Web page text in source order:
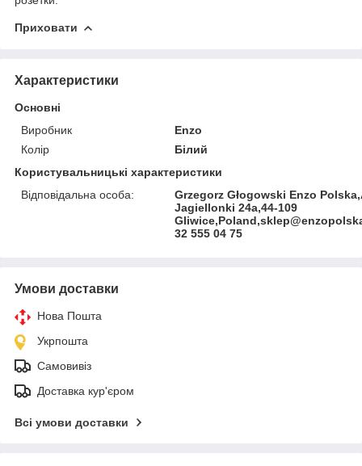
Приховати
Характеристики
Основні
Виробник
Enzo
Колір
Білий
Користувальницькі характеристики
Відповідальна особа:
Grzegorz Głogowski Enzo
Jagiellonki 24a,44-109
32 555 04 75
Умови доставки
Нова Пошта
Укрпошта
Самовивіз
Доставка кур'єром
Всі умови доставки